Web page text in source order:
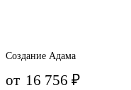
Создание Адама
от 16 756₽